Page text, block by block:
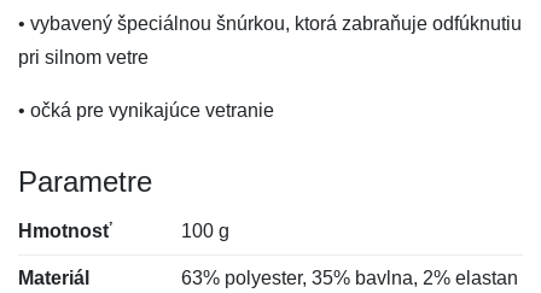
• vybavený špeciálnou šnúrkou, ktorá zabraňuje odfúknutiu
pri silnom vetre
• očká pre vynikajúce vetranie
Parametre
Hmotnosť 100 g
Materiál 63% polyester, 35% bavlna, 2% elastan